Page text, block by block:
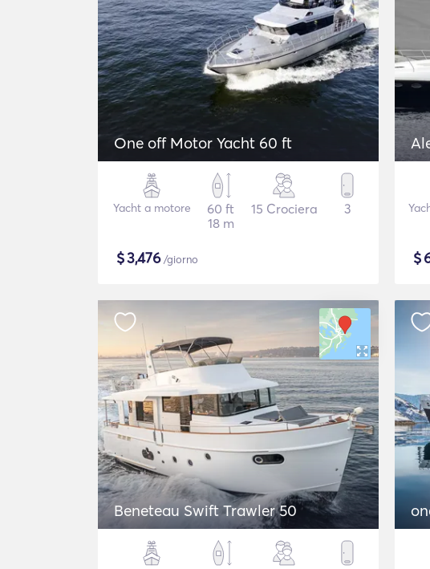
One off Motor Yacht 60 ft
Yacht a motore
60 ft
18 m
15 Crociera 3
$3,476/giorno $
Beneteau Swift Trawler 50